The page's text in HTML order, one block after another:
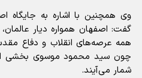
وی همچنین با اشاره به جایگاه
گفت: اصفهان همواره دیار
همه عرصه‌های انقلاب و دفاع
چون سید محمود موسوی بخشی از
شمار می‌آیند.